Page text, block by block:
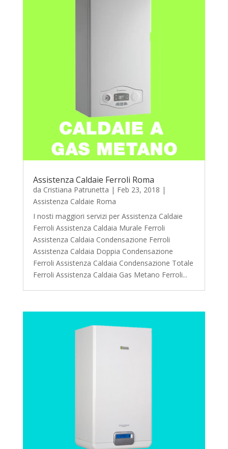
Assistenza Caldaie Ferroli Roma
da Cristiana Patrunetta | Feb 23, 2018 |
Assistenza Caldaie Roma
I nosti maggiori servizi per Assistenza Caldaie
Ferroli Assistenza Caldaia Murale Ferroli
Assistenza Caldaia Condensazione Ferroli
Assistenza Caldaia Doppia Condensazione
Ferroli Assistenza Caldaia Condensazione Totale
Ferroli Assistenza Caldaia Gas Metano Ferroli...